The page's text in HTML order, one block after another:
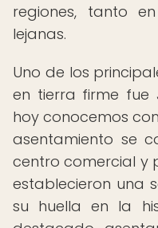
regiones, tanto
lejanas.
Uno de los
en tierra firme fue
hoy conocemos
asentamiento se
centro comercial y
establecieron una
su huella en la